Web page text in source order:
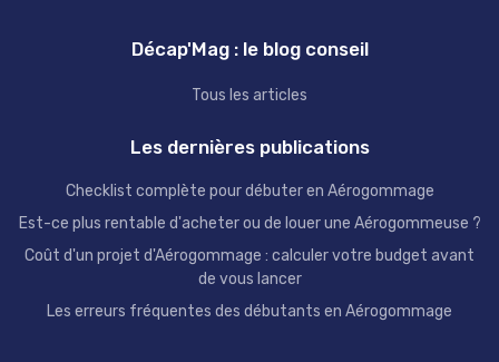
Décap'Mag : le blog conseil
Tous les articles
Les dernières publications
Checklist complète pour débuter en Aérogommage
Est-ce plus rentable d'acheter ou de louer une Aérogommeuse ?
Coût d'un projet d'Aérogommage : calculer votre budget avant
de vous lancer
Les erreurs fréquentes des débutants en Aérogommage